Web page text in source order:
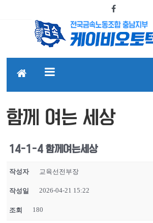
함께 여는 세상
14-1-4 함께여는세상
작성자 교육선전부장
작성일 2026-04-21 15:22
조회 180